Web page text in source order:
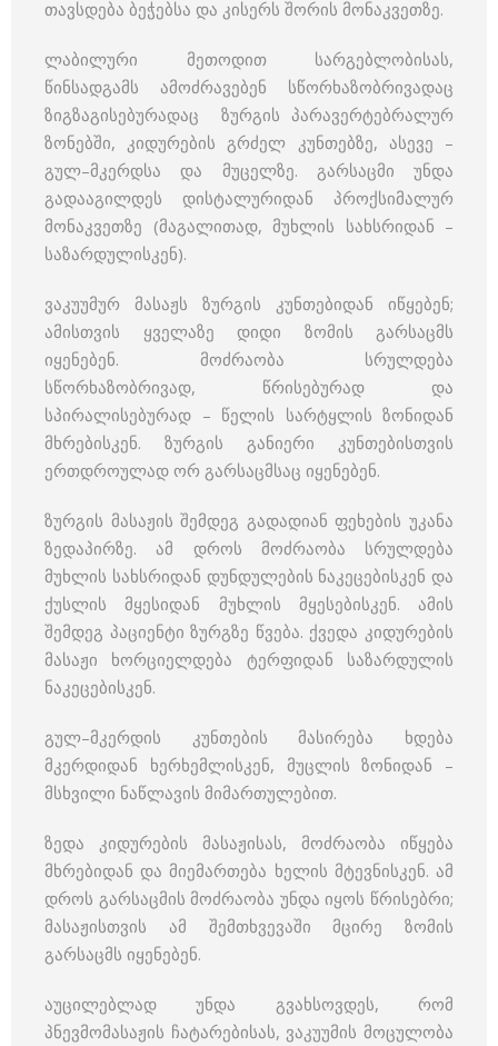
თავსდება ბეჭებსა და კისერს შორის მონაკვეთზე.
ლაბილური მეთოდით სარგებლობისას,
წინსადგამს ამოძრავებენ სწორხაზობრივადაც
ზიგზაგისებურადაც ზურგის პარავერტებრალურ
ზონებში, კიდურების გრძელ კუნთებზე, ასევე –
გულ–მკერდსა და მუცელზე. გარსაცმი უნდა
გადააგილდეს დისტალურიდან პროქსიმალურ
მონაკვეთზე (მაგალითად, მუხლის სახსრიდან –
საზარდულისკენ).
ვაკუუმურ მასაჟს ზურგის კუნთებიდან იწყებენ;
ამისთვის ყველაზე დიდი ზომის გარსაცმს
იყენებენ. მოძრაობა სრულდება
სწორხაზობრივად, წრისებურად და
სპირალისებურად – წელის სარტყლის ზონიდან
მხრებისკენ. ზურგის განიერი კუნთებისთვის
ერთდროულად ორ გარსაცმსაც იყენებენ.
ზურგის მასაჟის შემდეგ გადადიან ფეხების უკანა
ზედაპირზე. ამ დროს მოძრაობა სრულდება
მუხლის სახსრიდან დუნდულების ნაკეცებისკენ და
ქუსლის მყესიდან მუხლის მყესებისკენ. ამის
შემდეგ პაციენტი ზურგზე წვება. ქვედა კიდურების
მასაჟი ხორციელდება ტერფიდან საზარდულის
ნაკეცებისკენ.
გულ–მკერდის კუნთების მასირება ხდება
მკერდიდან ხერხემლისკენ, მუცლის ზონიდან –
მსხვილი ნაწლავის მიმართულებით.
ზედა კიდურების მასაჟისას, მოძრაობა იწყება
მხრებიდან და მიემართება ხელის მტევნისკენ. ამ
დროს გარსაცმის მოძრაობა უნდა იყოს წრისებრი;
მასაჟისთვის ამ შემთხვევაში მცირე ზომის
გარსაცმს იყენებენ.
აუცილებლად უნდა გვახსოვდეს, რომ
პნევმომასაჟის ჩატარებისას, ვაკუუმის მოცულობა